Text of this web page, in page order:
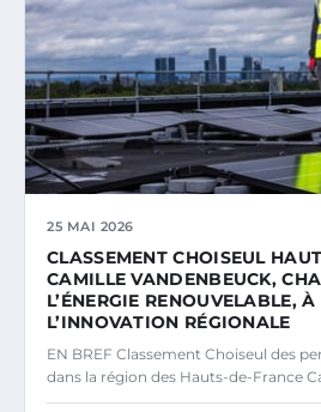
25 MAI 2026
CLASSEMENT CHOISEUL
CAMILLE VANDENBEUCK,
L’ÉNERGIE RENOUVELABLE,
L’INNOVATION RÉGIONALE
EN BREF Classement Choiseul des
dans la région des Hauts-de-France